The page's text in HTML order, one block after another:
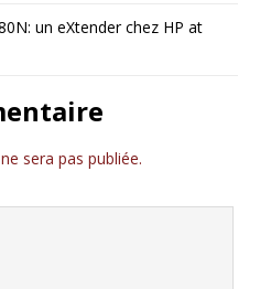
un eXtender chez HP at
sera pas publiée.